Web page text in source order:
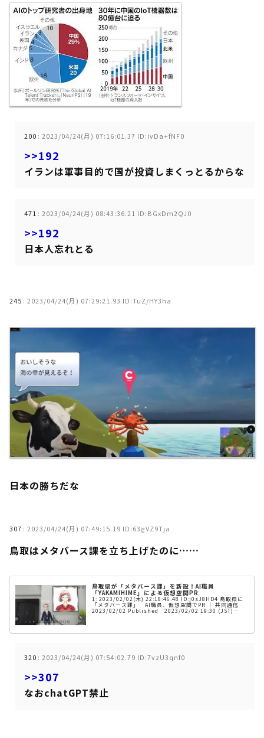
200 : 2023/04/24(月) 07:16:01.37 ID:ivDa+fNF0
>>192
イランは軍事目的で国が投資しまくっとるからな
471 : 2023/04/24(月) 08:43:36.21 ID:BGxDm2QJ0
>>192
日本人忘れとる
245 : 2023/04/24(月) 07:29:21.93 ID:TuZ/HY3ha
日本の勝ちだな
307 : 2023/04/24(月) 07:49:15.19 ID:63gVZ9Tja
鳥取はメタバース課を立ち上げたのに……
鳥取県が「メタバース課」を新設！AI職員
「YAKAMIHIME」による仮想空間PR
1: 2023/02/02(木) 22:18:46.48 ID:j0sJ8HD4 鳥取県に
「メタバース課」 AI職員、仮想空間でPR ｜ 共同通信
2023/02/02 Published 2023/02/02 19:30 (JST)
320 : 2023/04/24(月) 07:54:02.79 ID:7vzU3qnf0
>>307
なおchatGPT禁止